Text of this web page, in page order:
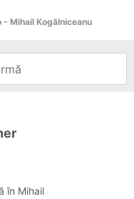
Mihail Kogălniceanu
în Mihail